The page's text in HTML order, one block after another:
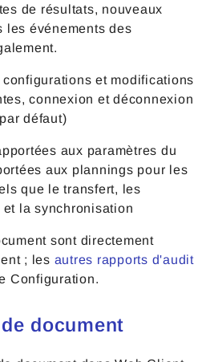
de résultats, nouveaux
les événements des
et modifications
connexion et déconnexion
défaut)
aux paramètres du
aux plannings pour les
que le transfert, les
la synchronisation
sont directement
; les autres rapports d'audit
Configuration.
document